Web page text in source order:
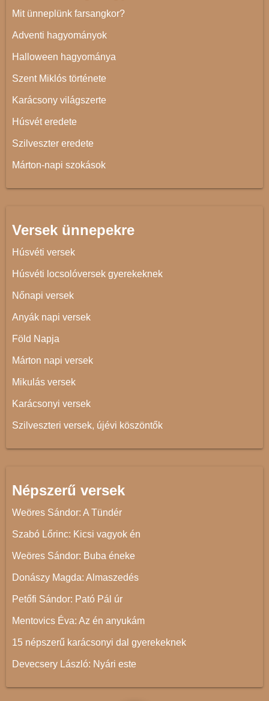
Mit ünneplünk farsangkor?
Adventi hagyományok
Halloween hagyománya
Szent Miklós története
Karácsony világszerte
Húsvét eredete
Szilveszter eredete
Márton-napi szokások
Versek ünnepekre
Húsvéti versek
Húsvéti locsolóversek gyerekeknek
Nőnapi versek
Anyák napi versek
Föld Napja
Márton napi versek
Mikulás versek
Karácsonyi versek
Szilveszteri versek, újévi köszöntők
Népszerű versek
Weöres Sándor: A Tündér
Szabó Lőrinc: Kicsi vagyok én
Weöres Sándor: Buba éneke
Donászy Magda: Almaszedés
Petőfi Sándor: Pató Pál úr
Mentovics Éva: Az én anyukám
15 népszerű karácsonyi dal gyerekeknek
Devecsery László: Nyári este